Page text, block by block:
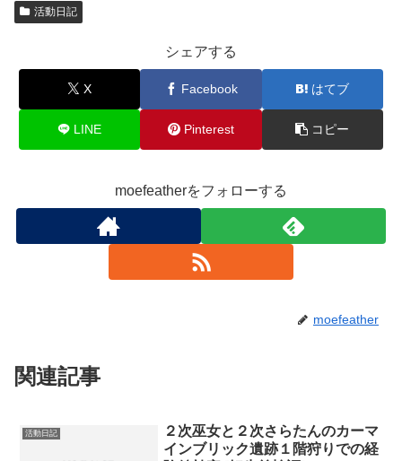
活動日記
シェアする
X Facebook はてブ
LINE Pinterest コピー
moefeatherをフォローする
moefeather
関連記事
活動日記
２次巫女と２次さらたんのカーマ
インブリック遺跡１階狩りでの経